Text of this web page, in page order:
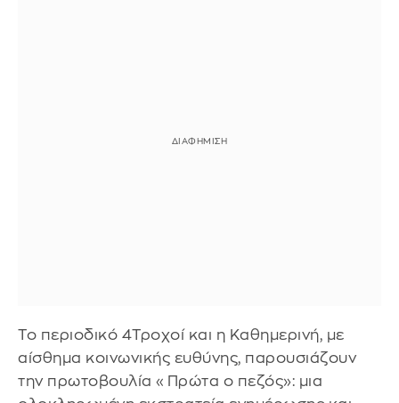
Το περιοδικό 4Τροχοί και η Καθημερινή, με
αίσθημα κοινωνικής ευθύνης, παρουσιάζουν
την πρωτοβουλία «Πρώτα ο πεζός»: μια